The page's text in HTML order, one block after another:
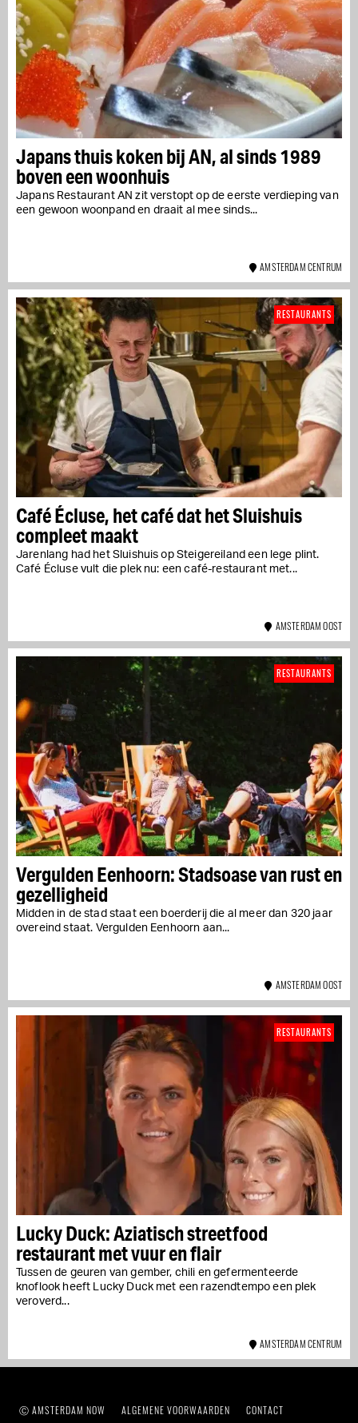
Japans thuis koken bij AN, al sinds 1989
boven een woonhuis
Japans Restaurant AN zit verstopt op de eerste verdieping van
een gewoon woonpand en draait al mee sinds...
AMSTERDAM CENTRUM
Café Écluse, het café dat het Sluishuis
compleet maakt
Jarenlang had het Sluishuis op Steigereiland een lege plint.
Café Écluse vult die plek nu: een café-restaurant met...
RESTAURANTS
AMSTERDAM OOST
Vergulden Eenhoorn: Stadsoase van rust en
gezelligheid
Midden in de stad staat een boerderij die al meer dan 320 jaar
overeind staat. Vergulden Eenhoorn aan...
RESTAURANTS
AMSTERDAM OOST
Lucky Duck: Aziatisch streetfood
restaurant met vuur en flair
Tussen de geuren van gember, chili en gefermenteerde
knoflook heeft Lucky Duck met een razendtempo een plek
veroverd...
RESTAURANTS
AMSTERDAM CENTRUM
Ⓒ AMSTERDAM NOW ALGEMENE VOORWAARDEN
CONTACT